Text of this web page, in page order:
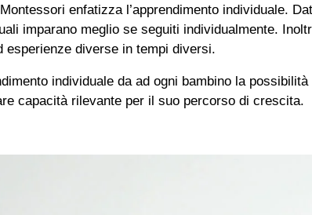
enfatizza l’apprendimento individuale.
imparano meglio se seguiti individualmente.
esperienze diverse in tempi diversi.
individuale da ad ogni bambino la
capacità rilevante per il suo percorso di crescita.